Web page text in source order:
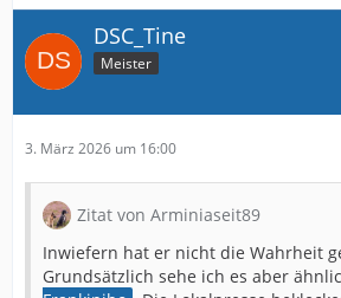
DSC_Tine
Meister
3. März 2026 um 16:00
Zitat von Arminiaseit89
Inwiefern hat er nicht die Wahrheit
Grundsätzlich sehe ich es aber